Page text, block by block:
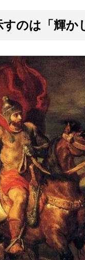
すのは「輝